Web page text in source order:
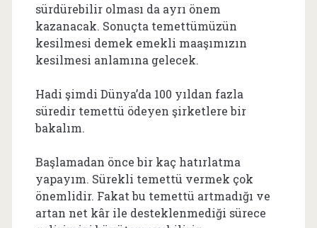
sürdürebilir olması da ayrı önem
kazanacak. Sonuçta temettümüzün
kesilmesi demek emekli maaşımızın
kesilmesi anlamına gelecek.
Hadi şimdi Dünya’da 100 yıldan fazla
süredir temettü ödeyen şirketlere bir
bakalım.
Başlamadan önce bir kaç hatırlatma
yapayım. Sürekli temettü vermek çok
önemlidir. Fakat bu temettü artmadığı ve
artan net kâr ile desteklenmediği sürece